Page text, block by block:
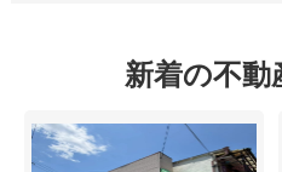
新着の不動